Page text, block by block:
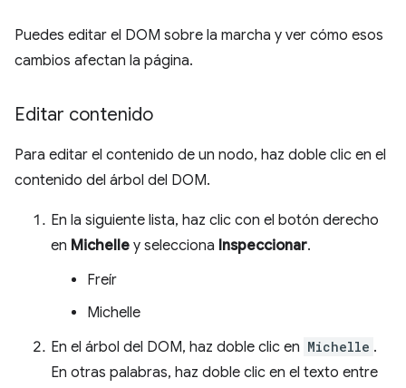
Puedes editar el DOM sobre la marcha y ver cómo esos
cambios afectan la página.
Editar contenido
Para editar el contenido de un nodo, haz doble clic en el
contenido del árbol del DOM.
En la siguiente lista, haz clic con el botón derecho
en Michelle y selecciona Inspeccionar.
Freír
Michelle
En el árbol del DOM, haz doble clic en Michelle .
En otras palabras, haz doble clic en el texto entre